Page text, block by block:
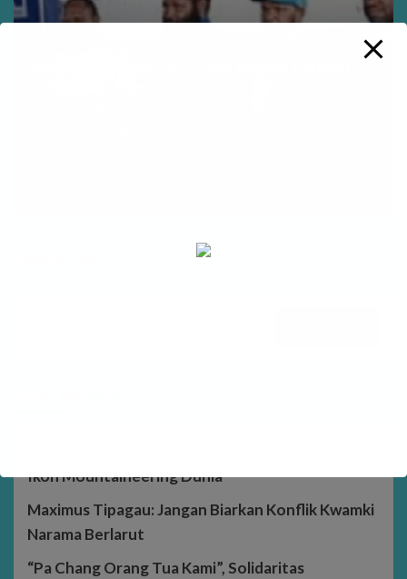
Ikon Mountaineering Dunia
Maximus Tipagau: Jangan Biarkan Konflik Kwamki
Narama Berlarut
“Pa Chang Orang Tua Kami”, Solidaritas